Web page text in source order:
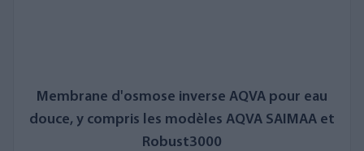
Membrane d'osmose inverse AQVA pour eau
douce, y compris les modèles AQVA SAIMAA et
Robust3000